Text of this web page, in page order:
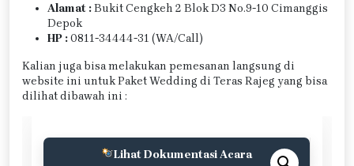
Alamat :Bukit Cengkeh 2 Blok D3 No.9-10 Cimanggis
Depok
HP :0811-34444-31 (WA/Call)
Kalian juga bisa melakukan pemesanan langsung di
website ini untuk Paket Wedding di Teras Rajeg yang bisa
dilihat dibawah ini :